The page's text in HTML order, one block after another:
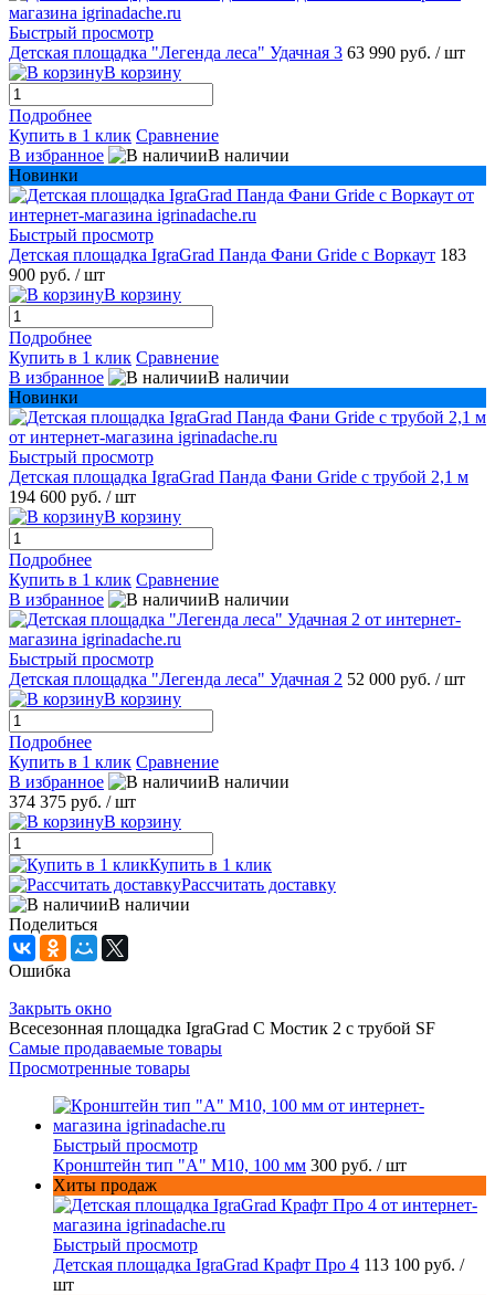
Быстрый просмотр
Детская площадка "Легенда леса" Удачная 3 63 990 руб. / шт
В корзину
Подробнее
Купить в 1 клик Сравнение
В избранное
В наличии
Новинки
Быстрый просмотр
Детская площадка IgraGrad Панда Фани Gride с Воркаут 183
900 руб. / шт
В корзину
Подробнее
Купить в 1 клик Сравнение
В избранное
В наличии
Новинки
Быстрый просмотр
Детская площадка IgraGrad Панда Фани Gride с трубой 2,1 м
194 600 руб. / шт
В корзину
Подробнее
Купить в 1 клик Сравнение
В избранное
В наличии
Быстрый просмотр
Детская площадка "Легенда леса" Удачная 2 52 000 руб. / шт
В корзину
Подробнее
Купить в 1 клик Сравнение
В избранное
В наличии
374 375 руб. / шт
В корзину
Купить в 1 клик
Рассчитать доставку
В наличии
Поделиться
Ошибка
Закрыть окно
Всесезонная площадка IgraGrad С Мостик 2 с трубой SF
Самые продаваемые товары
Просмотренные товары
Быстрый просмотр
Кронштейн тип "A" M10, 100 мм 300 руб. / шт
Хиты продаж
Быстрый просмотр
Детская площадка IgraGrad Крафт Про 4 113 100 руб. /
шт